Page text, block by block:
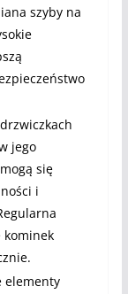
szyby na
jego
się
i
kominek
elementy